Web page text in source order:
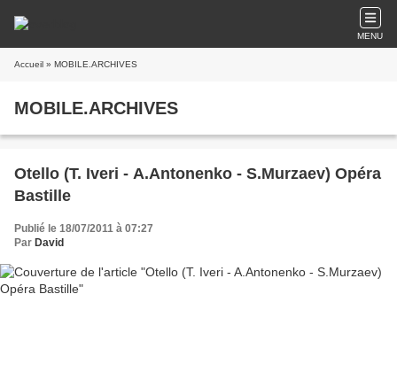
MENU
Accueil » MOBILE.ARCHIVES
MOBILE.ARCHIVES
Otello (T. Iveri - A.Antonenko - S.Murzaev) Opéra
Bastille
Publié le 18/07/2011 à 07:27
Par David